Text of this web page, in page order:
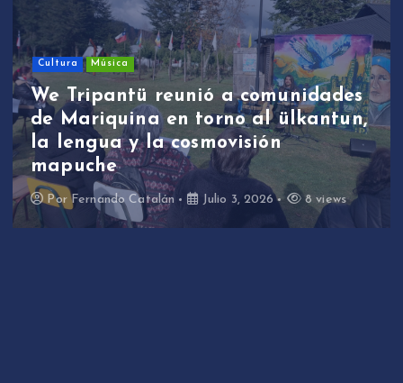
Cultura Música
We Tripantü reunió a comunidades
de Mariquina en torno al ülkantun,
la lengua y la cosmovisión
mapuche
PorFernando Catalán Julio 3, 2026 8 views